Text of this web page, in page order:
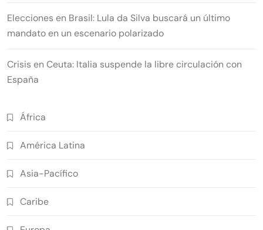
Elecciones en Brasil: Lula da Silva buscará un último
mandato en un escenario polarizado
Crisis en Ceuta: Italia suspende la libre circulación con
España
África
América Latina
Asia-Pacífico
Caribe